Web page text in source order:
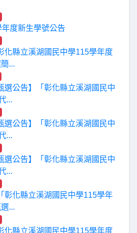
度新生學號公告
化縣立溪湖國民中學115學年度
...
選公告】「彰化縣立溪湖國民中
...
選公告】「彰化縣立溪湖國民中
...
選公告】「彰化縣立溪湖國民中
...
彰化縣立溪湖國民中學115學年
...
化縣立溪湖國民中學115學年度